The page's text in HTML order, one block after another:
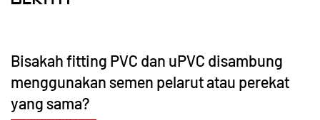
Dipandu oleh prinsip “Berbasis Teknologi,
Mengikuti Perkembangan Zaman,” Kaixin
mengalokasikan hampir RMB 10 juta per tahun
Bisakah fitting PVC dan uPVC disambung
menggunakan semen pelarut atau perekat
yang sama?